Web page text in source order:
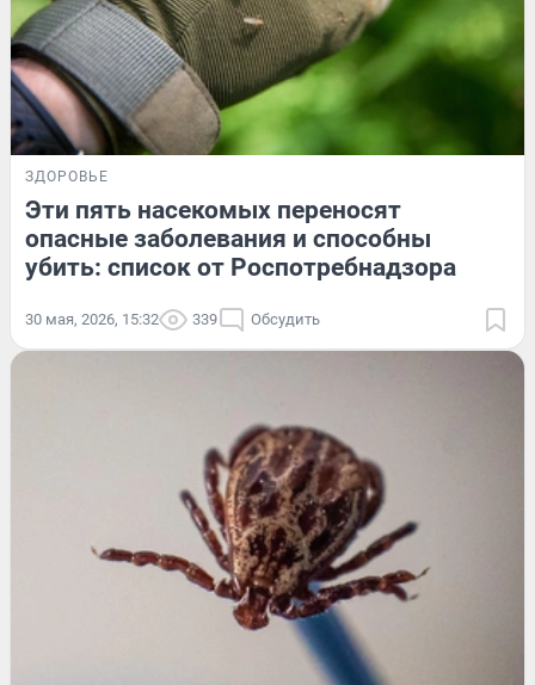
ЗДОРОВЬЕ
Эти пять насекомых переносят
опасные заболевания и способны
убить: список от Роспотребнадзора
30 мая, 2026, 15:32 339 Обсудить